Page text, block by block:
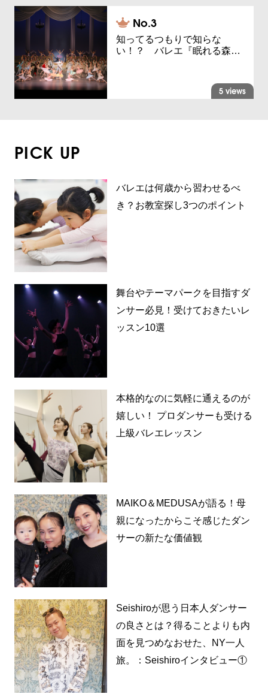
知ってるつもりで知らな
い！？ バレエ『眠れる森…
5 views
PICK UP
バレエは何歳から習わせるべ
き？お教室探し3つのポイント
舞台やテーマパークを目指すダ
ンサー必見！受けておきたいレ
ッスン10選
本格的なのに気軽に通えるのが
嬉しい！ プロダンサーも受ける
上級バレエレッスン
MAIKO＆MEDUSAが語る！母
親になったからこそ感じたダン
サーの新たな価値観
Seishiroが思う日本人ダンサー
の良さとは？得ることよりも内
面を見つめなおせた、NY一人
旅。：Seishiroインタビュー①